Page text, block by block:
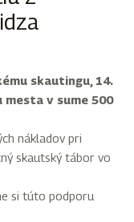
skautingu, 14.
v sume 500
nákladov pri
skautský tábor vo
si túto podporu